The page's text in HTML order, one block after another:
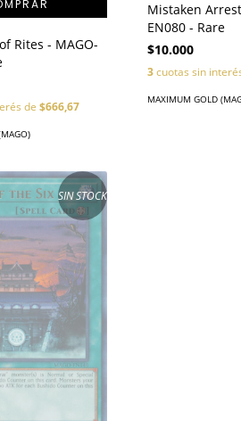
Rites - MAGO-
de$666,67
Mistaken
EN080 - Rare
$10.000
3cuotas sin
MAXIMUM GOLD
SIN STOCK